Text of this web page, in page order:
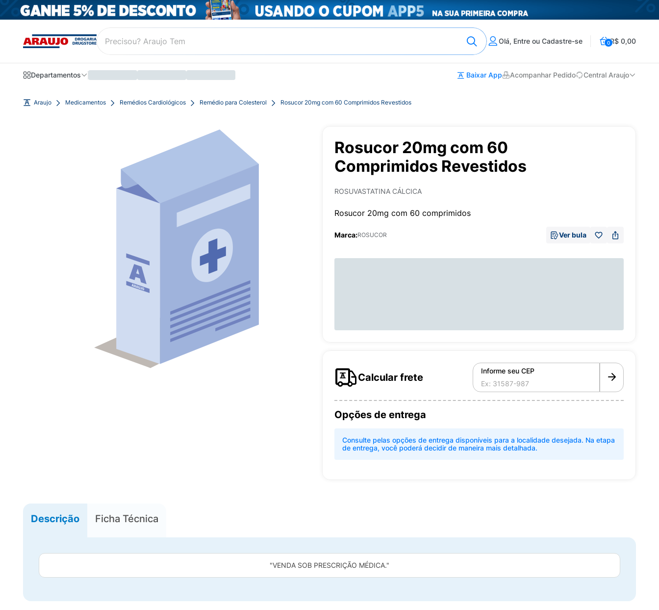
Olá, Entre ou Cadastre-se 0R$ 0,00
Departamentos Baixar App Acompanhar Pedido Central Araujo
Araujo Medicamentos Remédios Cardiológicos Remédio para Colesterol Rosucor 20mg com 60 Comprimidos Revestidos
Rosucor 20mg com 60
Comprimidos Revestidos
ROSUVASTATINA CÁLCICA
Rosucor 20mg com 60 comprimidos
Marca:ROSUCOR Ver bula
Calcular frete
Informe seu CEP
Opções de entrega
Consulte pelas opções de entrega disponíveis para a localidade desejada. Na etapa
de entrega, você poderá decidir de maneira mais detalhada.
Descrição Ficha Técnica
"VENDA SOB PRESCRIÇÃO MÉDICA."